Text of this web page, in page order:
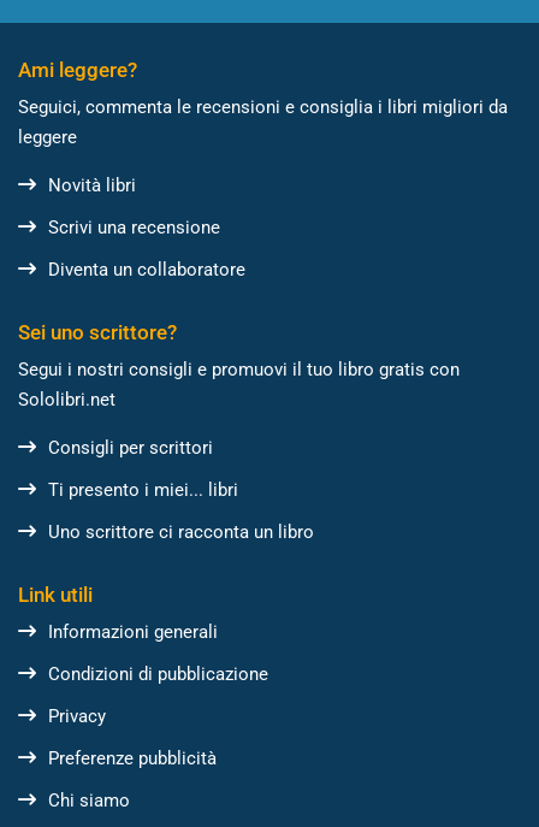
Ami leggere?
Seguici, commenta le recensioni e consiglia i libri migliori da
leggere
Novità libri
Scrivi una recensione
Diventa un collaboratore
Sei uno scrittore?
Segui i nostri consigli e promuovi il tuo libro gratis con
Sololibri.net
Consigli per scrittori
Ti presento i miei... libri
Uno scrittore ci racconta un libro
Link utili
Informazioni generali
Condizioni di pubblicazione
Privacy
Preferenze pubblicità
Chi siamo